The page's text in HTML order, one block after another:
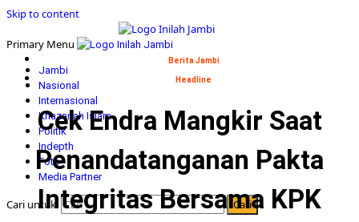
Skip to content
Primary Menu
Jambi
Nasional
Internasional
Khazanah Islam
Politik
Indepth
Foto
Media Partner
Cari untuk:
Berita Jambi
Headline
Cek Endra Mangkir Saat
Penandatanganan Pakta
Integritas Bersama KPK